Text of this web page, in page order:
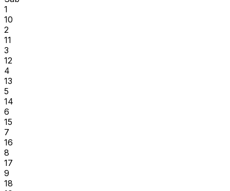
1
10
2
11
3
12
4
13
5
14
6
15
7
16
8
17
9
18